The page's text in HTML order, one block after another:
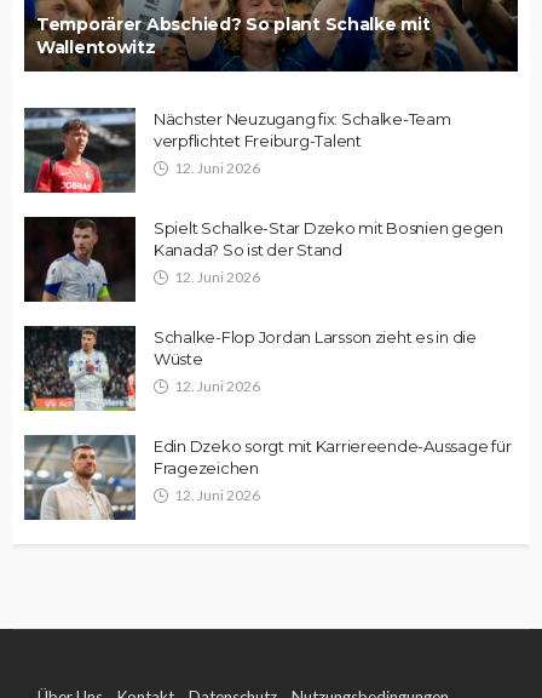
Temporärer Abschied? So plant Schalke mit
Wallentowitz
Nächster Neuzugang fix: Schalke-Team
verpflichtet Freiburg-Talent
12. Juni 2026
Spielt Schalke-Star Dzeko mit Bosnien gegen
Kanada? So ist der Stand
12. Juni 2026
Schalke-Flop Jordan Larsson zieht es in die
Wüste
12. Juni 2026
Edin Dzeko sorgt mit Karriereende-Aussage für
Fragezeichen
12. Juni 2026